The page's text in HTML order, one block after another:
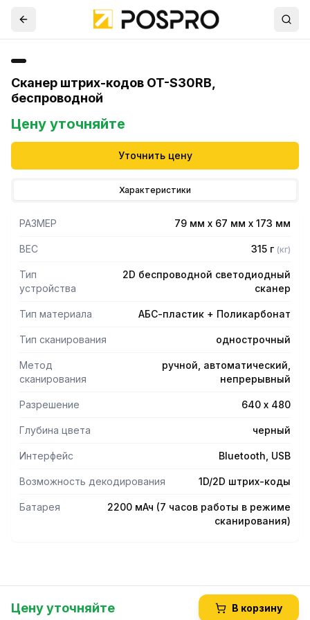
Сканер штрих-кодов OT-S30RB,
беспроводной
Цену уточняйте
Уточнить цену
Характеристики
РАЗМЕР 79 мм х 67 мм х 173 мм
ВЕС 315 г (кг)
Тип
устройства
2D беспроводной светодиодный
сканер
Тип материала АБС-пластик + Поликарбонат
Тип сканирования однострочный
Метод
сканирования
ручной, автоматический,
непрерывный
Разрешение 640 х 480
Глубина цвета черный
Интерфейс Bluetooth, USB
Возможность декодирования 1D/2D штрих-коды
Батарея
2200 мАч (7 часов работы в режиме
сканирования)
Цену уточняйте В корзину